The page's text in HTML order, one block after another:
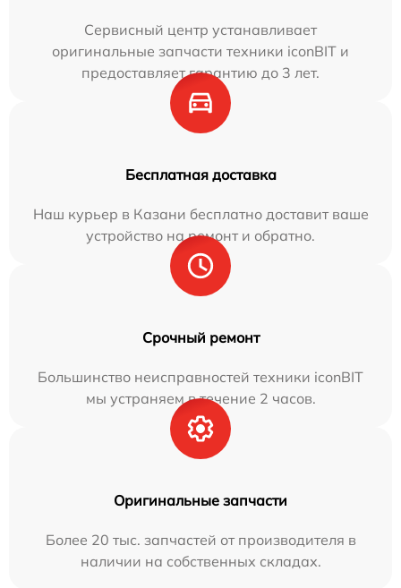
Сервисный центр устанавливает
оригинальные запчасти техники iconBIT и
предоставляет гарантию до 3 лет.
Бесплатная доставка
Наш курьер в Казани бесплатно доставит ваше
устройство на ремонт и обратно.
Срочный ремонт
Большинство неисправностей техники iconBIT
мы устраняем в течение 2 часов.
Оригинальные запчасти
Более 20 тыс. запчастей от производителя в
наличии на собственных складах.